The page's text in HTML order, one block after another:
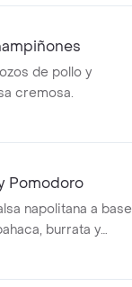
de pollo y
cremosa.
Pomodoro
napolitana a base
burrata y